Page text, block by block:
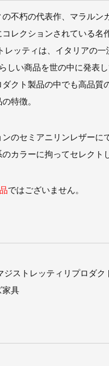
不朽の代表作、マラルン
レクションされている名作
レッティは、イタリアの
しい商品を世の中に発表
クト製品の中でも高品質
特徴。
のセミアニリンレザーに
カラーに拘ってセレクト
ではございません。
ストレッティリプロダク
家具
ヴィコ・